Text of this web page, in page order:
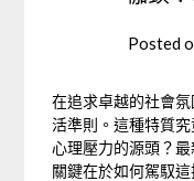
Posted
在追求卓越的社會
活準則。這種特質
心理壓力的源頭？
關鍵在於如何駕馭這